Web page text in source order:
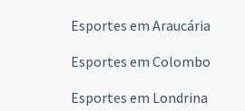
Esportes em Araucária
Esportes em Colombo
Esportes em Londrina